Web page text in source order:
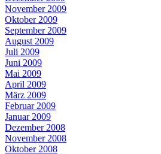
November 2009
Oktober 2009
September 2009
August 2009
Juli 2009
Juni 2009
Mai 2009
April 2009
März 2009
Februar 2009
Januar 2009
Dezember 2008
November 2008
Oktober 2008